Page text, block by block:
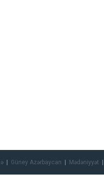
Güney Azərbaycan Mədəniyyət